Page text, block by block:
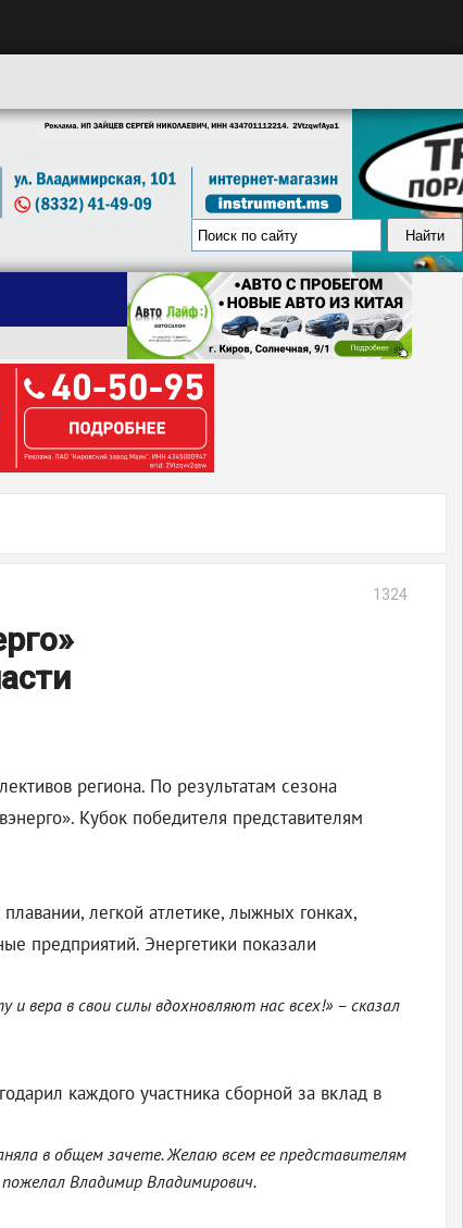
1324
региона. По результатам сезона
Кубок победителя представителям
легкой атлетике, лыжных гонках,
предприятий. Энергетики показали
вера в свои силы вдохновляют нас всех!» – сказал
каждого участника сборной за вклад в
в общем зачете. Желаю всем ее представителям
Владимир Владимирович.